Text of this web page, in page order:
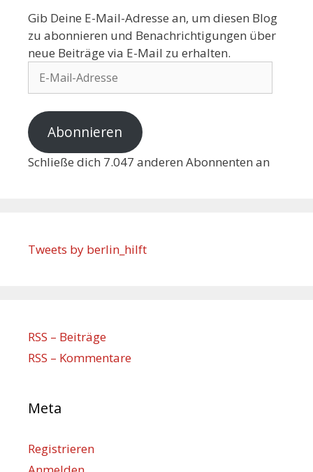
Gib Deine E-Mail-Adresse an, um diesen Blog
zu abonnieren und Benachrichtigungen über
neue Beiträge via E-Mail zu erhalten.
Abonnieren
Schließe dich 7.047 anderen Abonnenten an
Tweets by berlin_hilft
RSS – Beiträge
RSS – Kommentare
Meta
Registrieren